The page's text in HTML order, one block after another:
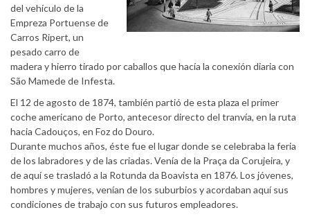
del vehículo de la
Empreza Portuense de
Carros Ripert, un
pesado carro de
madera y hierro tirado por caballos que hacía la conexión diaria con
São Mamede de Infesta.
El 12 de agosto de 1874, también partió de esta plaza el primer
coche americano de Porto, antecesor directo del tranvía, en la ruta
hacia Cadouços, en Foz do Douro.
Durante muchos años, éste fue el lugar donde se celebraba la feria
de los labradores y de las criadas. Venía de la Praça da Corujeira, y
de aquí se trasladó a la Rotunda da Boavista en 1876. Los jóvenes,
hombres y mujeres, venían de los suburbios y acordaban aquí sus
condiciones de trabajo con sus futuros empleadores.